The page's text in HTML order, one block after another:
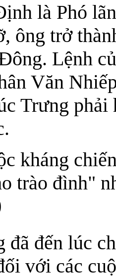
là Phó
ông trở
Lệnh
Văn
Trưng
kháng
trào đình"
đã đến lúc
với các